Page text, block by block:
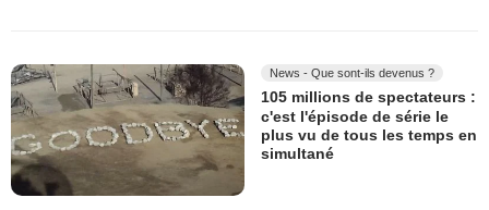
News - Que sont-ils devenus ?
105 millions de spectateurs :
c'est l'épisode de série le
plus vu de tous les temps en
simultané